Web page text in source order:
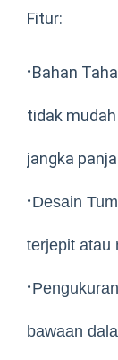
Fitur:
·Bahan
tidak
jangka
·Desain
terjepit atau
·
bawaan